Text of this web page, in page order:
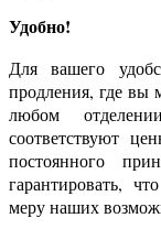
Удобно!
Для вашего
продления, где вы
любом
соответствуют
постоянного
гарантировать,
меру наших